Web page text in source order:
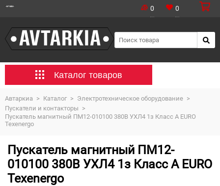
0 0
Каталог товаров
Автаркиа > Каталог > Электротехническое оборудование >
Пускатели и контакторы >
Пускатель магнитный ПМ12-010100 380В УХЛ4 1з Класс А EURO
Texenergo
Пускатель магнитный ПМ12-
010100 380В УХЛ4 1з Класс А EURO
Texenergo